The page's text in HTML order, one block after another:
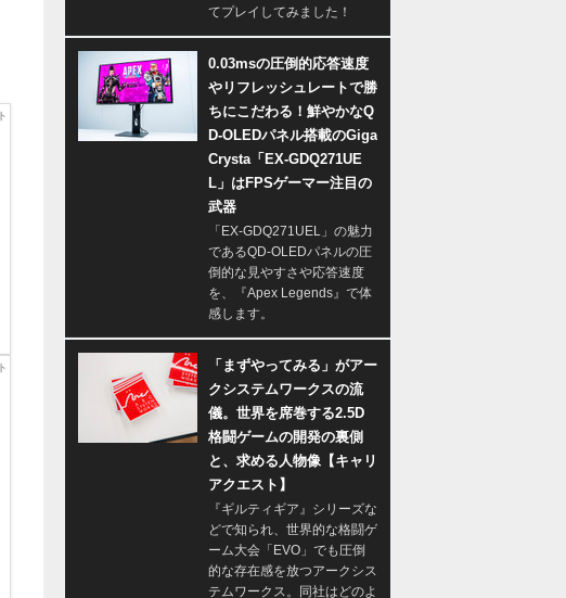
てプレイしてみました！
0.03msの圧倒的応答速度
やリフレッシュレートで勝
ちにこだわる！鮮やかなQ
D-OLEDパネル搭載のGiga
Crysta「EX-GDQ271UE
L」はFPSゲーマー注目の
武器
「EX-GDQ271UEL」の魅力
であるQD-OLEDパネルの圧
倒的な見やすさや応答速度
を、『Apex Legends』で体
感します。
「まずやってみる」がアー
クシステムワークスの流
儀。世界を席巻する2.5D
格闘ゲームの開発の裏側
と、求める人物像【キャリ
アクエスト】
『ギルティギア』シリーズな
どで知られ、世界的な格闘ゲ
ーム大会「EVO」でも圧倒
的な存在感を放つアークシス
テムワークス。同社はどのよ